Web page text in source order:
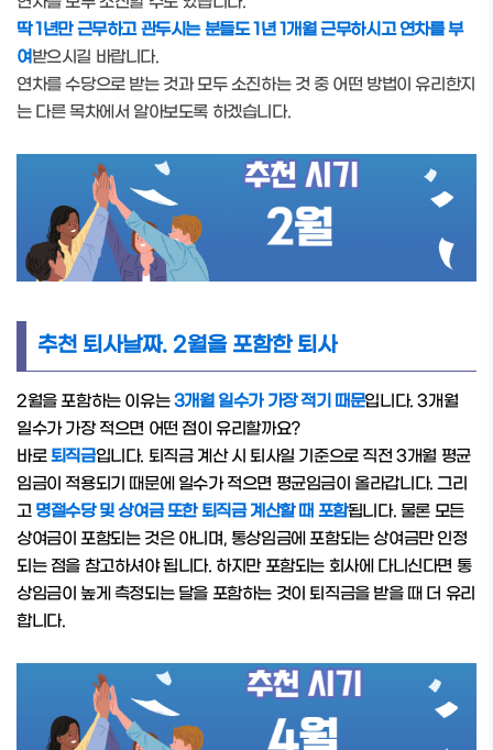
딱 1년만 근무하고 관두시는 분들도 1년 1개월 근무하시고 연차를 부
여받으시길 바랍니다.
연차를 수당으로 받는 것과 모두 소진하는 것 중 어떤 방법이 유리한지
는 다른 목차에서 알아보도록 하겠습니다.
추천 퇴사날짜. 2월을 포함한 퇴사
2월을 포함하는 이유는3개월 일수가 가장 적기 때문입니다. 3개월
일수가 가장 적으면 어떤 점이 유리할까요?
바로퇴직금입니다. 퇴직금 계산 시 퇴사일 기준으로 직전 3개월 평균
임금이 적용되기 때문에 일수가 적으면 평균임금이올라갑니다. 그리
고 명절수당 및 상여금 또한 퇴직금 계산할 때 포함됩니다. 물론 모든
상여금이 포함되는 것은 아니며, 통상임금에 포함되는 상여금만 인정
되는 점을 참고하셔야 됩니다. 하지만 포함되는 회사에 다니신다면 통
상임금이 높게 측정되는 달을 포함하는 것이 퇴직금을 받을 때 더 유리
합니다.